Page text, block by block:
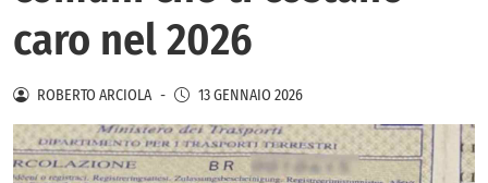
caro nel 2026
ROBERTO ARCIOLA - 13 GENNAIO 2026